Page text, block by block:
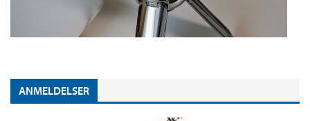
ANMELDELSER